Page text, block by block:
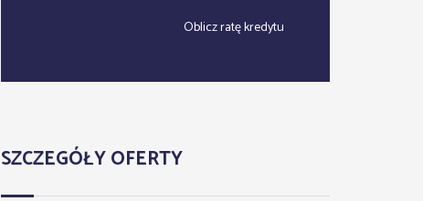
Oblicz ratę kredytu
SZCZEGÓŁY OFERTY